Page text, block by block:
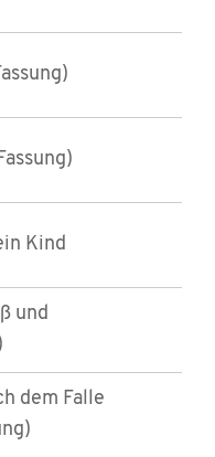
Kind
und
dem Falle